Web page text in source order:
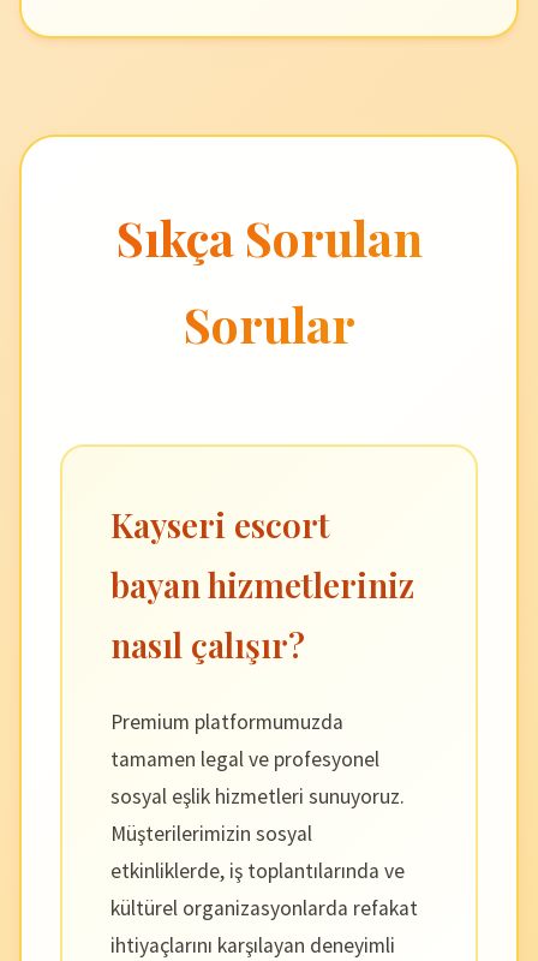
Sıkça Sorulan
Sorular
Kayseri escort
bayan hizmetleriniz
nasıl çalışır?
Premium platformumuzda
tamamen legal ve profesyonel
sosyal eşlik hizmetleri sunuyoruz.
Müşterilerimizin sosyal
etkinliklerde, iş toplantılarında ve
kültürel organizasyonlarda refakat
ihtiyaçlarını karşılayan deneyimli